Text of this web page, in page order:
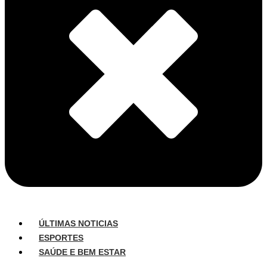
ÚLTIMAS NOTICIAS
ESPORTES
SAÚDE E BEM ESTAR